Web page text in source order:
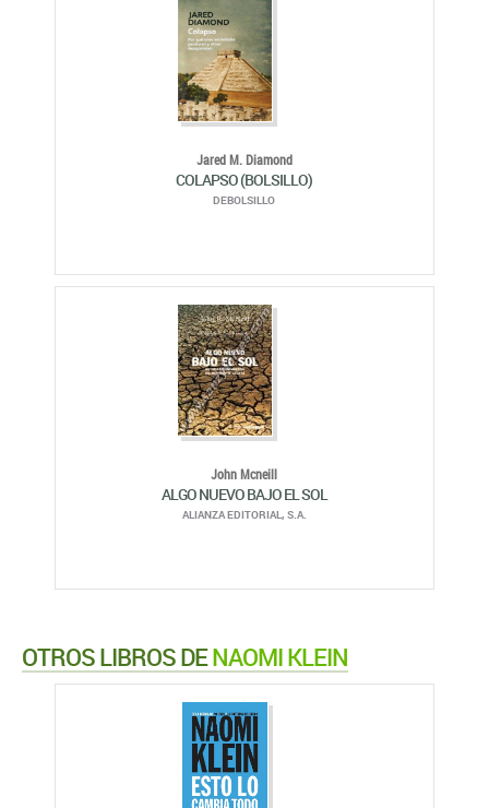
Jared M. Diamond
COLAPSO (BOLSILLO)
DEBOLSILLO
John Mcneill
ALGO NUEVO BAJO EL SOL
ALIANZA EDITORIAL, S.A.
OTROS LIBROS DENAOMI KLEIN